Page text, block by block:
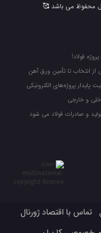
محفوظ می باشد 🥰
فولاد!
از انتخاب تا تأمین ورق آهن
پایدار پروژه‌های الکترونیکی
و خارجی
و صادرات فولاد می شود
تماس با اقتصاد ژورنال